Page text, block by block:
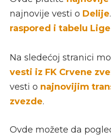
najnovije vesti o Delije
raspored i tabelu
Na sledećoj stranici
vesti iz FK Crvene
vesti o najnovijim
zvezde.
Ovde možete da